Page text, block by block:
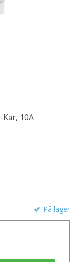
Kar, 10A
På lager